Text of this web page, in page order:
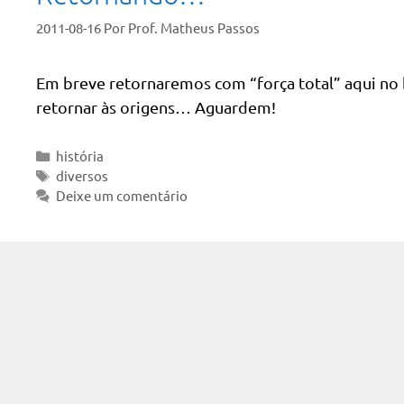
2011-08-16 Por Prof. Matheus Passos
Em breve retornaremos com “força total” aqui
retornar às origens… Aguardem!
Categorias
história
Tags
diversos
Deixe um comentário